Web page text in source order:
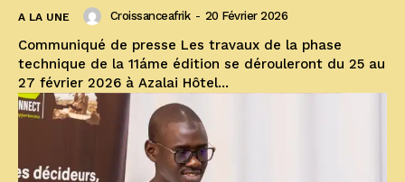
A LA UNE Croissanceafrik - 20 Février 2026
Communiqué de presse Les travaux de la phase
technique de la 11áme édition se dérouleront du 25 au
27 février 2026 à Azalai Hôtel...